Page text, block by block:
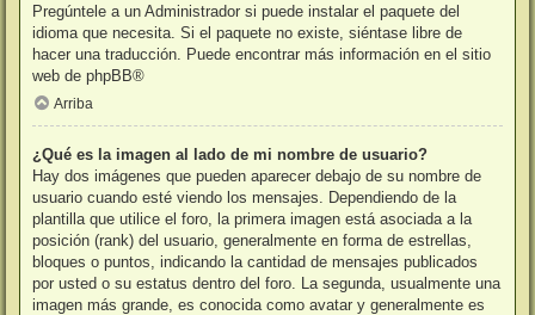
Pregúntele a un Administrador si puede instalar el paquete del
idioma que necesita. Si el paquete no existe, siéntase libre de
hacer una traducción. Puede encontrar más información en el sitio
web de phpBB®
Arriba
¿Qué es la imagen al lado de mi nombre de usuario?
Hay dos imágenes que pueden aparecer debajo de su nombre de
usuario cuando esté viendo los mensajes. Dependiendo de la
plantilla que utilice el foro, la primera imagen está asociada a la
posición (rank) del usuario, generalmente en forma de estrellas,
bloques o puntos, indicando la cantidad de mensajes publicados
por usted o su estatus dentro del foro. La segunda, usualmente una
imagen más grande, es conocida como avatar y generalmente es